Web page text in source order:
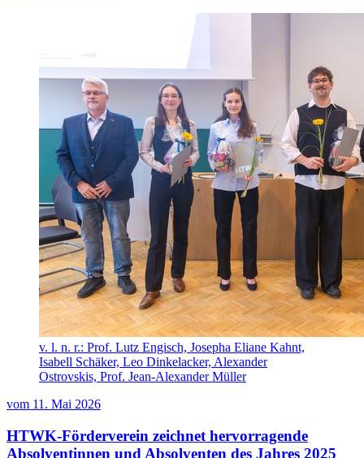
v. l. n. r.: Prof. Lutz Engisch, Josepha Eliane Kahnt,
Isabell Schäker, Leo Dinkelacker, Alexander
Ostrovskis, Prof. Jean-Alexander Müller
vom 11. Mai 2026
HTWK-Förderverein zeichnet hervorragende
Absolventinnen und Absolventen des Jahres 2025